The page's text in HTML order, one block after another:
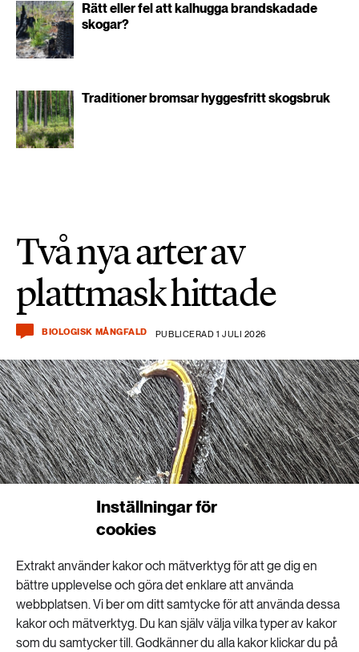
Inställningar för
cookies
Extrakt använder kakor och mätverktyg för att ge dig en
bättre upplevelse och göra det enklare att använda
webbplatsen. Vi ber om ditt samtycke för att använda dessa
kakor och mätverktyg. Du kan själv välja vilka typer av kakor
som du samtycker till. Godkänner du alla kakor klickar du på
Rätt eller fel att kalhugga brandskadade
skogar?
Traditioner bromsar hyggesfritt skogsbruk
Två nya arter av
plattmask hittade
BIOLOGISK MÅNGFALD PUBLICERAD 1 JULI 2026
Plattmasken Caenoplana variegata producerar ett klibbigt slem som gör det
möjligt för den att fästa på päls. Foto: Rosie Steinberg